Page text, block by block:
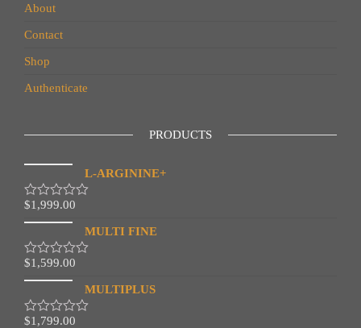
About
Contact
Shop
Authenticate
PRODUCTS
L-ARGININE+
R
a
e
d
0
o
t
o
$1,999.00
MULTI FINE
R
a
e
d
0
$1,599.00
MULTIPLUS
R
$1,799.00